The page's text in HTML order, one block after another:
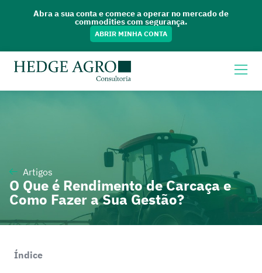
Abra a sua conta e comece a operar no mercado de
commodities com segurança.
ABRIR MINHA CONTA
Artigos
O Que é Rendimento de Carcaça e
Como Fazer a Sua Gestão?
Índice